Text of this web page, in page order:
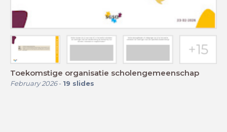
Toekomstige organisatie scholengemeenschap
February 2026- 19 slides